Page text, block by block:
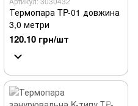
Термопара TP-01 довжина
3,0 метри
120.10 грн/шт